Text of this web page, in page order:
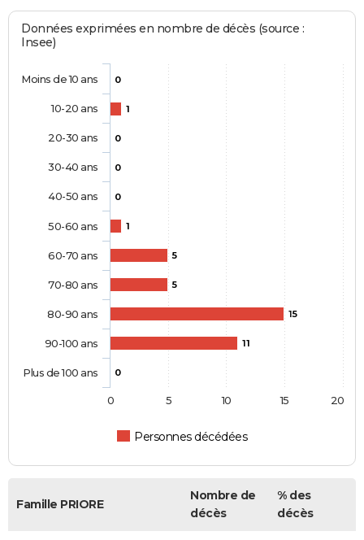
Données exprimées en nombre de décès (source :
Insee)
0
1
0
0
0
1
5
5
15
11
0
Personnes décédées
Moins de 10 ans
10-20 ans
20-30 ans
30-40 ans
40-50 ans
50-60 ans
60-70 ans
70-80 ans
80-90 ans
90-100 ans
Plus de 100 ans
0 5 10 15 20
Famille PRIORE
Nombre de
décès
% des
décès